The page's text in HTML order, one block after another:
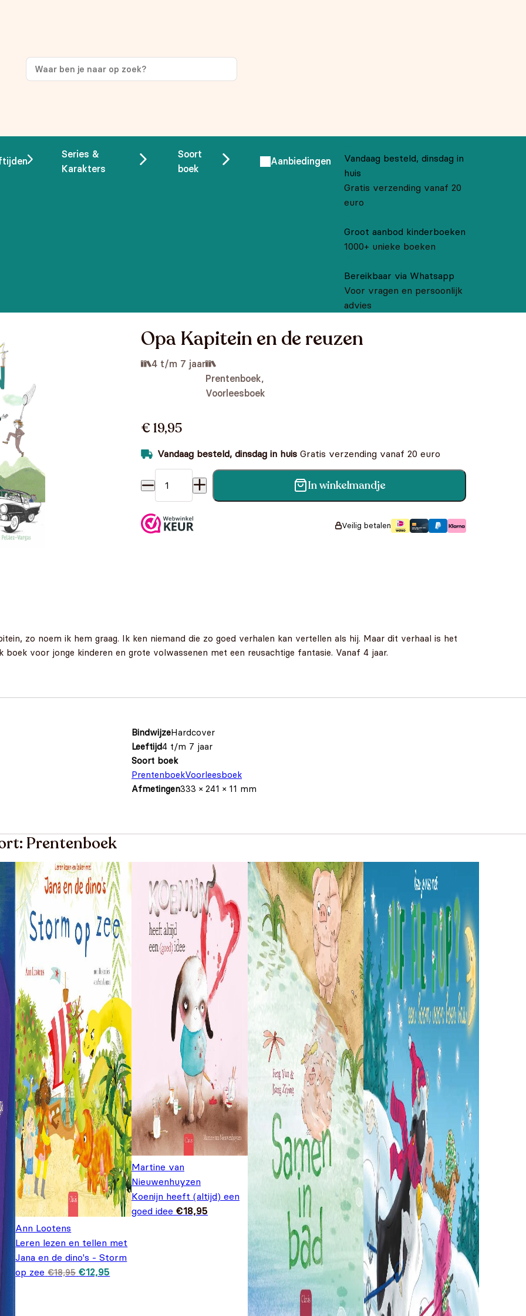
Series &
Karakters
Soort
boek
Aanbiedingen
Vandaag besteld, dinsdag in
huis
Gratis verzending vanaf 20
euro
Groot aanbod kinderboeken
1000+ unieke boeken
Bereikbaar via Whatsapp
Voor vragen en persoonlijk
advies
Opa Kapitein en de reuzen
4 t/m 7 jaar
Prentenboek,
Voorleesboek
€ 19,95
Vandaag besteld, dinsdag in huis Gratis verzending vanaf 20 euro
Opa Kapitein en de reuzen aantal In winkelmandje
Veilig betalen
zo noem ik hem graag. Ik ken niemand die zo goed verhalen kan vertellen als hij. Maar dit verhaal is het
voor jonge kinderen en grote volwassenen met een reusachtige fantasie. Vanaf 4 jaar.
BindwijzeHardcover
Leeftijd4 t/m 7 jaar
Soort boek
PrentenboekVoorleesboek
Afmetingen333 × 241 × 11 mm
Prentenboek
Ann Lootens
Leren lezen en tellen met
Jana en de dino's - Storm
op zee €18,95 Oorspronkelijke
prijs was:
€12,95
prijs is:
Martine van
Nieuwenhuyzen
Koenijn heeft (altijd) een
goed idee €18,95